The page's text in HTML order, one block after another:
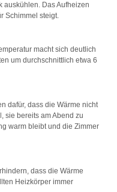
auskühlen. Das Aufheizen
Schimmel steigt.
macht sich deutlich
um durchschnittlich etwa 6
dafür, dass die Wärme nicht
sie bereits am Abend zu
warm bleibt und die Zimmer
dass die Wärme
Heizkörper immer